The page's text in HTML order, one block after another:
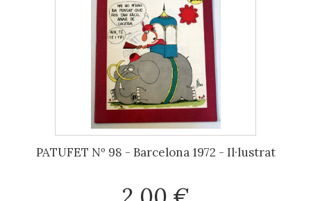
PATUFET Nº 98 - Barcelona 1972 - Il·lustrat